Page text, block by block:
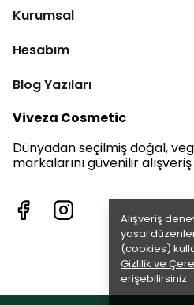
Alışveriş
yasal
(cookies)
Gizlilik ve
erişebilirsiniz.
Kurumsal
Hesabım
Blog Yazıları
Viveza Cosmetic
Dünyadan seçilmiş doğal,
markalarını güvenilir